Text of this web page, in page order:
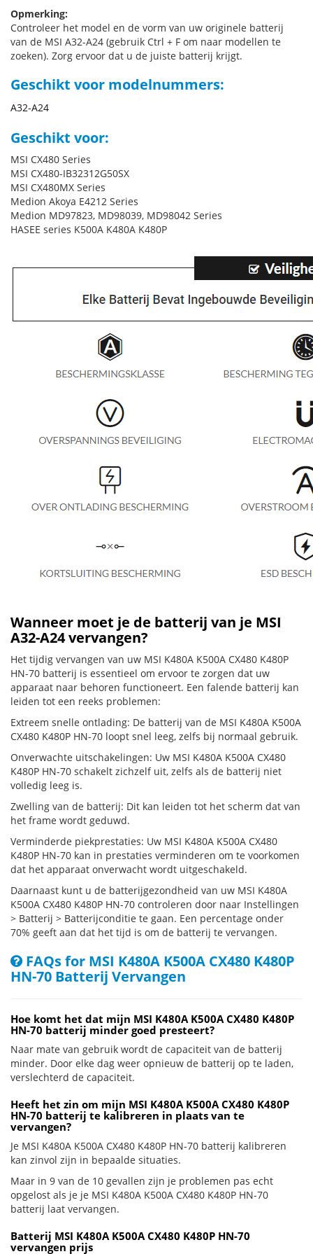
Opmerking:
Controleer het model en de vorm van uw originele batterij
van de MSI A32-A24 (gebruik Ctrl + F om naar modellen te
zoeken). Zorg ervoor dat u de juiste batterij krijgt.
Geschikt voor modelnummers:
A32-A24
Geschikt voor:
MSI CX480 Series
MSI CX480-IB32312G50SX
MSI CX480MX Series
Medion Akoya E4212 Series
Medion MD97823, MD98039, MD98042 Series
HASEE series K500A K480A K480P
Wanneer moet je de batterij van je MSI
A32-A24 vervangen?
Het tijdig vervangen van uw MSI K480A K500A CX480 K480P
HN-70 batterij is essentieel om ervoor te zorgen dat uw
apparaat naar behoren functioneert. Een falende batterij kan
leiden tot een reeks problemen:
Extreem snelle ontlading: De batterij van de MSI K480A K500A
CX480 K480P HN-70 loopt snel leeg, zelfs bij normaal gebruik.
Onverwachte uitschakelingen: Uw MSI K480A K500A CX480
K480P HN-70 schakelt zichzelf uit, zelfs als de batterij niet
volledig leeg is.
Zwelling van de batterij: Dit kan leiden tot het scherm dat van
het frame wordt geduwd.
Verminderde piekprestaties: Uw MSI K480A K500A CX480
K480P HN-70 kan in prestaties verminderen om te voorkomen
dat het apparaat onverwacht wordt uitgeschakeld.
Daarnaast kunt u de batterijgezondheid van uw MSI K480A
K500A CX480 K480P HN-70 controleren door naar Instellingen
> Batterij > Batterijconditie te gaan. Een percentage onder
70% geeft aan dat het tijd is om de batterij te vervangen.
FAQs for MSI K480A K500A CX480 K480P
HN-70 Batterij Vervangen
Hoe komt het dat mijn MSI K480A K500A CX480 K480P
HN-70 batterij minder goed presteert?
Naar mate van gebruik wordt de capaciteit van de batterij
minder. Door elke dag weer opnieuw de batterij op te laden,
verslechterd de capaciteit.
Heeft het zin om mijn MSI K480A K500A CX480 K480P
HN-70 batterij te kalibreren in plaats van te
vervangen?
Je MSI K480A K500A CX480 K480P HN-70 batterij kalibreren
kan zinvol zijn in bepaalde situaties.
Maar in 9 van de 10 gevallen zijn je problemen pas echt
opgelost als je je MSI K480A K500A CX480 K480P HN-70
batterij laat vervangen.
Batterij MSI K480A K500A CX480 K480P HN-70
vervangen prijs